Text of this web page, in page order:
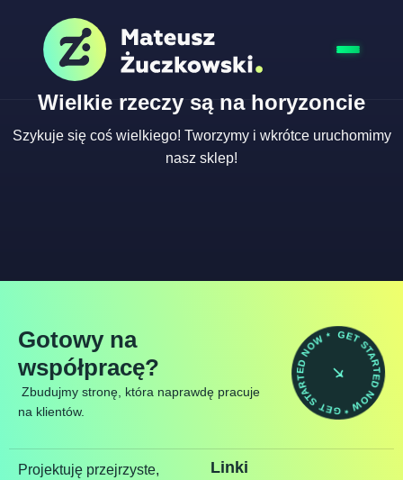
Wielkie rzeczy są na horyzoncie
Szykuje się coś wielkiego! Tworzymy i wkrótce uruchomimy
nasz sklep!
Gotowy na
współpracę?
Zbudujmy stronę, która naprawdę pracuje
na klientów.
GET STARTED NOW * GET STARTED NOW *
Projektuję przejrzyste,
Linki